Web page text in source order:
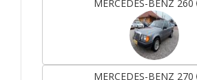
MERCEDES-BENZ 260
MERCEDES-BENZ 270